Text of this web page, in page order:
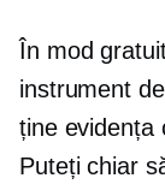
În mod
instrument
ține evidența
Puteți chiar